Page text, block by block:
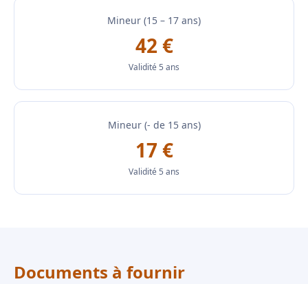
Mineur (15 – 17 ans)
42 €
Validité 5 ans
Mineur (- de 15 ans)
17 €
Validité 5 ans
Documents à fournir